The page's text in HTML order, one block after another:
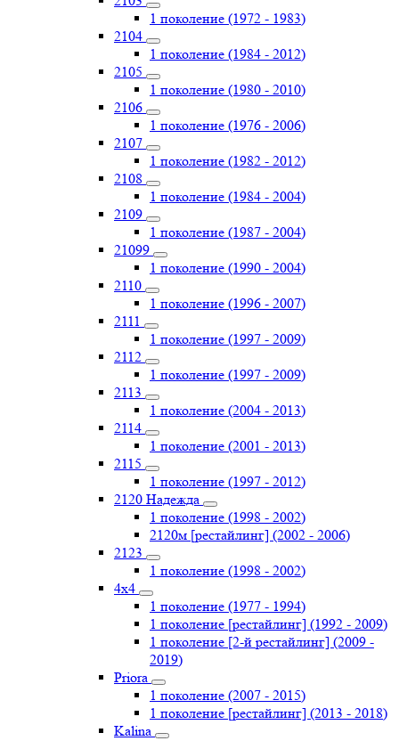
1 поколение (1972 - 1983)
2104
1 поколение (1984 - 2012)
2105
1 поколение (1980 - 2010)
2106
1 поколение (1976 - 2006)
2107
1 поколение (1982 - 2012)
2108
1 поколение (1984 - 2004)
2109
1 поколение (1987 - 2004)
21099
1 поколение (1990 - 2004)
2110
1 поколение (1996 - 2007)
2111
1 поколение (1997 - 2009)
2112
1 поколение (1997 - 2009)
2113
1 поколение (2004 - 2013)
2114
1 поколение (2001 - 2013)
2115
1 поколение (1997 - 2012)
2120 Надежда
1 поколение (1998 - 2002)
2120м [рестайлинг] (2002 - 2006)
2123
1 поколение (1998 - 2002)
4х4
1 поколение (1977 - 1994)
1 поколение [рестайлинг] (1992 - 2009)
1 поколение [2-й рестайлинг] (2009 -
2019)
Priоra
1 поколение (2007 - 2015)
1 поколение [рестайлинг] (2013 - 2018)
Kalina